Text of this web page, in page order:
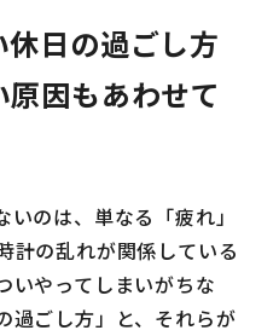
日の過ごし方
原因もあわせて
のは、単なる「疲れ」
計の乱れが関係している
いやってしまいがちな
過ごし方」と、それらが